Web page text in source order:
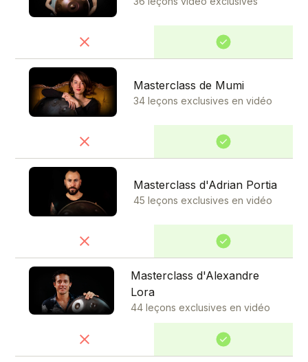
Masterclass de Mumi
34 leçons exclusives en vidéo
Masterclass d'Adrian Portia
45 leçons exclusives en vidéo
Masterclass d'Alexandre
Lora
44 leçons exclusives en vidéo